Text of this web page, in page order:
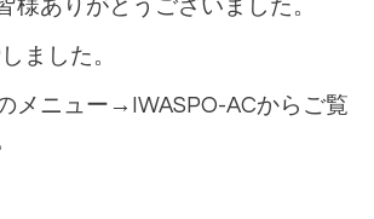
様ありがとうございました。
ました。
メニュー→IWASPO-ACからご覧